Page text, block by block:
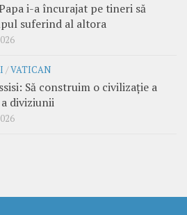
i-a încurajat pe tineri să
suferind al altora
/VATICAN
Să construim o civilizație a
diviziunii